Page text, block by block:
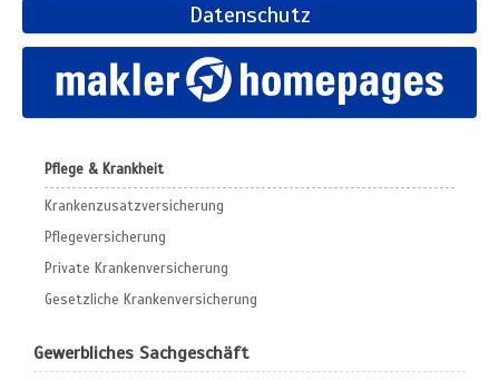
Datenschutz
Pflege & Krankheit
Krankenzusatzversicherung
Pflegeversicherung
Private Krankenversicherung
Gesetzliche Krankenversicherung
Gewerbliches Sachgeschäft